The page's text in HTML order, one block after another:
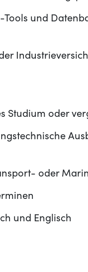
und
Studium oder
oder
und Englisch